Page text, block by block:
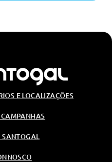
E LOCALIZAÇÕES